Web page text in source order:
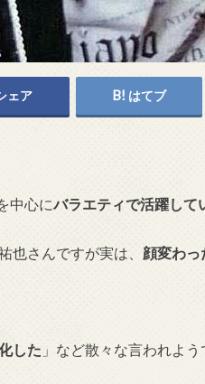
ェア はてブ
中心にバラエティで活躍して
也さんですが実は、 顔変わっ
した 」など散々な言われよう